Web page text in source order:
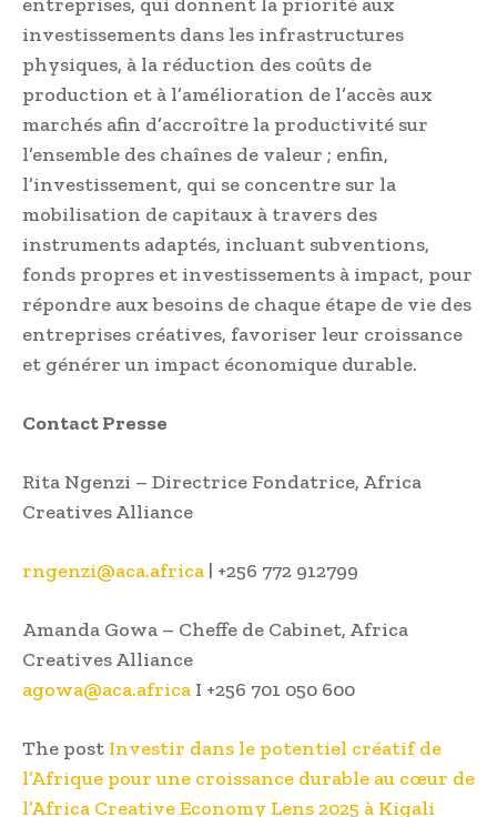
investissements dans les infrastructures
physiques, à la réduction des coûts de
production et à l’amélioration de l’accès aux
marchés afin d’accroître la productivité sur
l’ensemble des chaînes de valeur ; enfin,
l’investissement, qui se concentre sur la
mobilisation de capitaux à travers des
instruments adaptés, incluant subventions,
fonds propres et investissements à impact, pour
répondre aux besoins de chaque étape de vie des
entreprises créatives, favoriser leur croissance
et générer un impact économique durable.
Contact Presse
Rita Ngenzi – Directrice Fondatrice, Africa
Creatives Alliance
rngenzi@aca.africa | +256 772 912799
Amanda Gowa – Cheffe de Cabinet, Africa
Creatives Alliance
agowa@aca.africa I +256 701 050 600
The post Investir dans le potentiel créatif de
l’Afrique pour une croissance durable au cœur de
l’Africa Creative Economy Lens 2025 à Kigali